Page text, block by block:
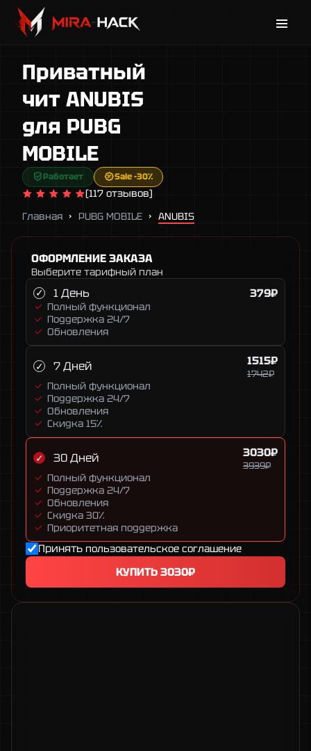
Каталог
Новости
Поддержка
Гарантии
Контакты
Приватный
чит ANUBIS
для PUBG
MOBILE
Работает Sale -30%
(117 отзывов)
Главная
PUBG MOBILE ANUBIS
ОФОРМЛЕНИЕ ЗАКАЗА
Выберите тарифный план
1 День 379₽
Полный функционал
Поддержка 24/7
Обновления
7 Дней 1515₽
1742₽
Полный функционал
Поддержка 24/7
Обновления
Скидка 15%
30 Дней 3030₽
3939₽
Полный функционал
Поддержка 24/7
Обновления
Скидка 30%
Приоритетная поддержка
Принять пользовательское соглашение
КУПИТЬ3030₽